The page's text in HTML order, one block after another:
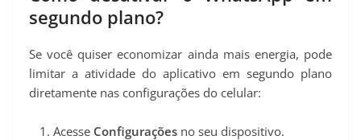
segundo plano?
Se você quiser economizar ainda mais energia, pode
limitar a atividade do aplicativo em segundo plano
diretamente nas configurações do celular:
Acesse Configurações no seu dispositivo.